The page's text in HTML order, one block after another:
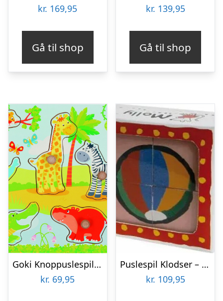
kr. 169,95
Gå til shop
kr. 139,95
Gå til shop
Goki Knoppuslespil – Afrikanske Dyreunger – Træ – 8 Brikker
kr. 69,95
Puslespil Klodser – Malle Mus – 4 Klodser
kr. 109,95